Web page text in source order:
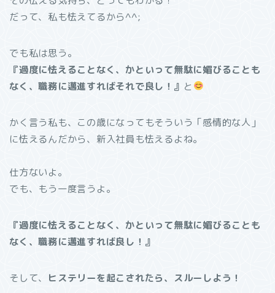
だって、私も怯えてるから^^;
でも私は思う。
『過度に怯えることなく、かといって無駄に媚びることも
なく、職務に邁進すればそれで良し！』 と
かく言う私も、この歳になってもそういう「感情的な人」
に怯えるんだから、新入社員も怯えるよね。
仕方ないよ。
でも、もう一度言うよ。
『過度に怯えることなく、かといって無駄に媚びることも
なく、職務に邁進すれば良し！』
そして、 ヒステリーを起こされたら、スルーしよう！